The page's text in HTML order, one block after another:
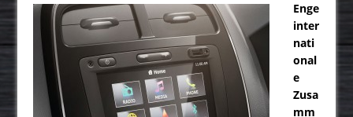
Enge
inter
nati
onal
e
Zusa
mm